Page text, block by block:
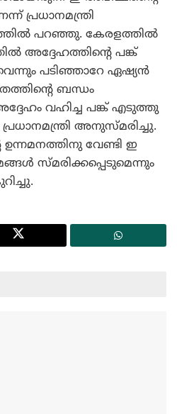
പ്രധാനമന്ത്രി
പറഞ്ഞു. കേരളത്തില്‍
അദ്ദേഹത്തിന്റെ പങ്ക്
പടിഞ്ഞാറേ ഏഷ്യന്‍
ബന്ധം
വഹിച്ച പങ്ക് എടുത്തു
അനുസ്മരിച്ചു.
ഉന്നമനത്തിനു വേണ്ടി ഇ
സ്മരിക്കപ്പെടുമെന്നും